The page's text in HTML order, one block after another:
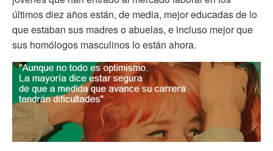
últimos diez años están, de media, mejor educadas de lo
que estaban sus madres o abuelas, e incluso mejor que
sus homólogos masculinos lo están ahora.